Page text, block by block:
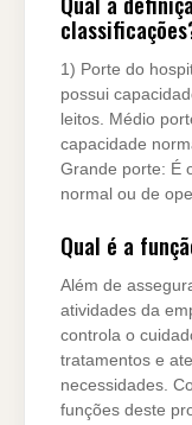
1) Porte do
possui
leitos. Médio
capacidade
Grande porte: É
normal ou de
Qual é a
Além de
atividades da
controla o
tratamentos e
necessidades.
funções deste